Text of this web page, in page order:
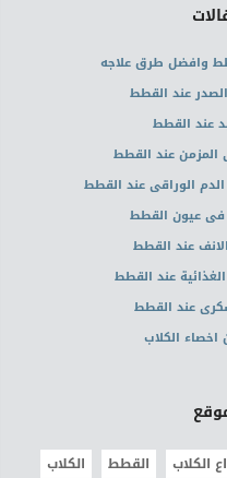
وافضل طرق علاجه
عند القطط
عند القطط
عند القطط
الوراقى عند القطط
فى عيون القطط
عند القطط
عند القطط
عند القطط
الكلاب
الكلاب القطط
الكلاب